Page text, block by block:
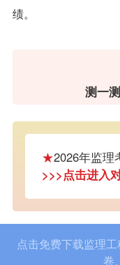
绩。
测一
★2026年监理
>>>点击进入
点击免费下载监理
卷